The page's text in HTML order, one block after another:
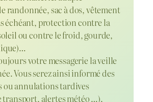
randonnée, sac à dos, vêtement
échéant, protection contre la
ou contre le froid, gourde,
votre messagerie la veille
Vous serez ainsi informé des
annulations tardives
alertes météo …).